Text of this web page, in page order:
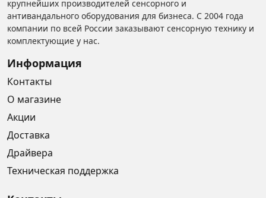
крупнейших производителей сенсорного и
антивандального оборудования для бизнеса. С 2004 года
компании по всей России заказывают сенсорную технику и
комплектующие у нас.
Информация
Контакты
О магазине
Акции
Доставка
Драйвера
Техническая поддержка